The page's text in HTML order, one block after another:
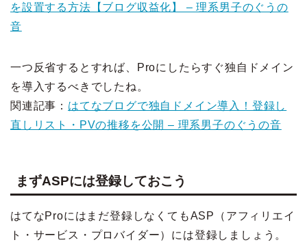
を設置する方法【ブログ収益化】 – 理系男子のぐうの
音
一つ反省するとすれば、Proにしたらすぐ独自ドメイン
を導入するべきでしたね。
関連記事： はてなブログで独自ドメイン導入！登録し
直しリスト・PVの推移を公開 – 理系男子のぐうの音
まずASPには登録しておこう
はてなProにはまだ登録しなくてもASP（アフィリエイ
ト・サービス・プロバイダー）には登録しましょう。